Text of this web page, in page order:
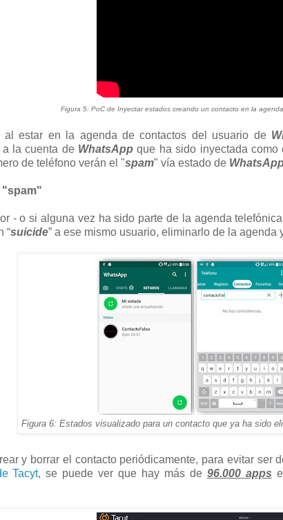
Figura 5: PoC de Inyectar estados creando un contacto en la
estar en la agenda de contactos del usuario de
a la cuenta de WhatsApp que ha sido inyectada
de teléfono verán el "spam" vía estado de
"spam"
- o si alguna vez ha sido parte de la agenda
“suicide” a ese mismo usuario, eliminarlo de la
Figura 6: Estados visualizado para un contacto que ya ha sido
y borrar el contacto periódicamente, para evitar ser
Tacyt, se puede ver que hay más de 96.000 apps